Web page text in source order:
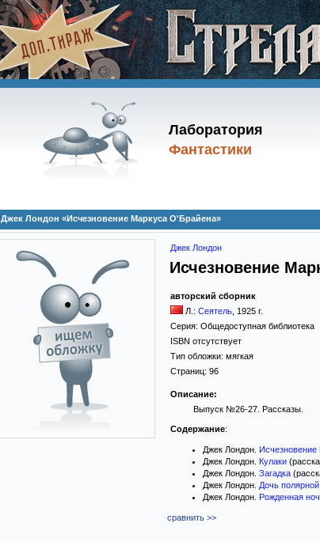
Лаборатория
Фантастики
Джек Лондон «Исчезновение Маркуса О'Брайена»
Джек Лондон
Исчезновение
авторский сборник
Л.: Сеятель 1925 г.
Серия: Общедоступная библиотека
ISBN отсутствует
Тип обложки: мягкая
Страниц: 96
Описание:
Выпуск №26-27. Рассказы.
Содержание:
Джек Лондон.
Джек Лондон. Кулаки
Джек Лондон. Загадка
Джек Лондон. Дочь
Джек Лондон. Рожденная
сравнить >>